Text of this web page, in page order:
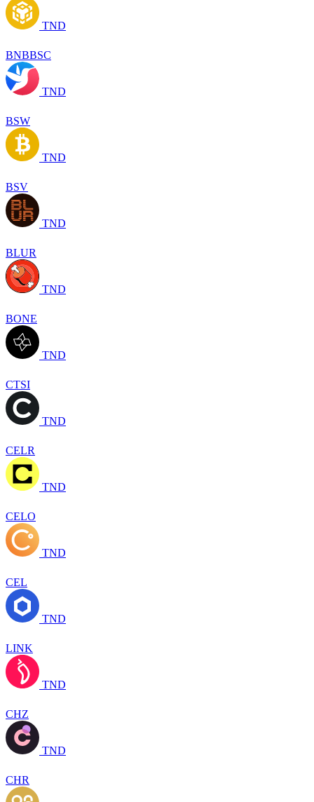
TND
BNBBSC
TND
BSW
TND
BSV
TND
BLUR
TND
BONE
TND
CTSI
TND
CELR
TND
CELO
TND
CEL
TND
LINK
TND
CHZ
TND
CHR